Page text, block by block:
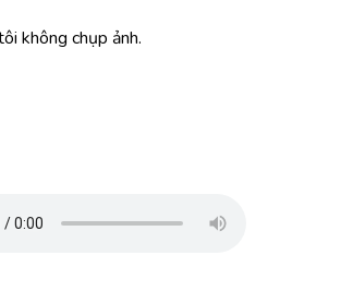
không chụp ảnh.